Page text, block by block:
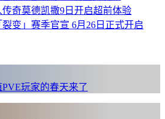
奇莫德凯撒9日开启超前体验
变」赛季官宣 6月26日正式开启
玩家的春天来了